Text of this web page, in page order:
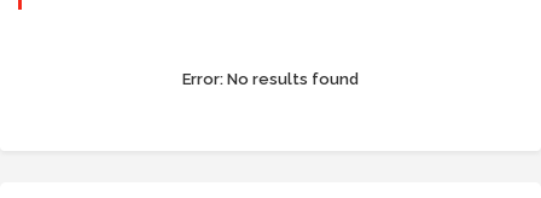
Error: No results found